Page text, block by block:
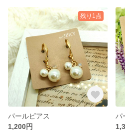
残り1点
パールピアス
1,200円
パ